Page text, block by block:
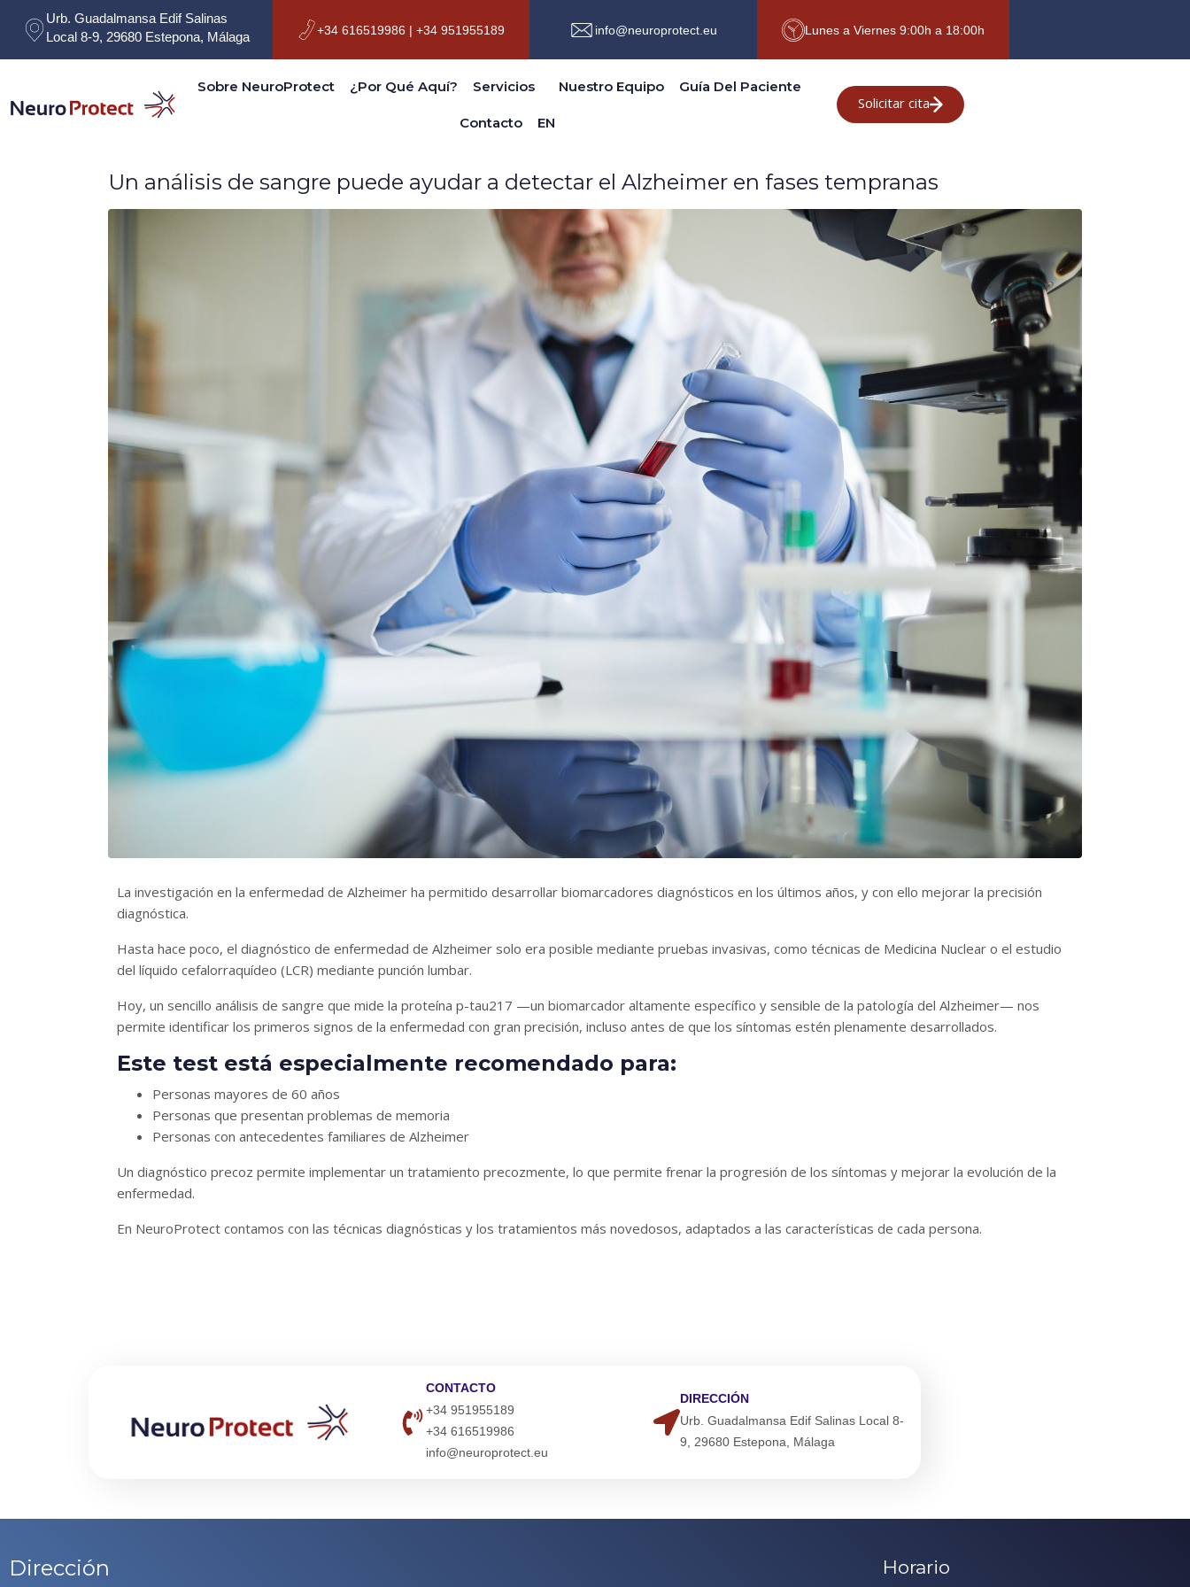
Urb. Guadalmansa Edif Salinas
Local 8-9, 29680 Estepona, Málaga
+34 616519986 | +34 951955189 info@neuroprotect.eu Lunes a Viernes 9:00h a 18:00h
Sobre NeuroProtect ¿Por Qué Aquí? Servicios Nuestro Equipo Guía Del Paciente
Contacto EN
Solicitar cita
Categoría:Alzheimer
Un análisis de sangre puede ayudar a detectar el Alzheimer en fases tempranas
La investigación en la enfermedad de Alzheimer ha permitido desarrollar biomarcadores diagnósticos en los últimos años, y con ello mejorar la precisión
diagnóstica.
Hasta hace poco, el diagnóstico de enfermedad de Alzheimer solo era posible mediante pruebas invasivas, como técnicas de Medicina Nuclear o el estudio
del líquido cefalorraquídeo (LCR) mediante punción lumbar.
Hoy, un sencillo análisis de sangre que mide la proteína p-tau217 —un biomarcador altamente específico y sensible de la patología del Alzheimer— nos
permite identificar los primeros signos de la enfermedad con gran precisión, incluso antes de que los síntomas estén plenamente desarrollados.
Este test está especialmente recomendado para:
Personas mayores de 60 años
Personas que presentan problemas de memoria
Personas con antecedentes familiares de Alzheimer
Un diagnóstico precoz permite implementar un tratamiento precozmente, lo que permite frenar la progresión de los síntomas y mejorar la evolución de la
enfermedad.
En NeuroProtect contamos con las técnicas diagnósticas y los tratamientos más novedosos, adaptados a las características de cada persona.
CONTACTO
+34 951955189
+34 616519986
info@neuroprotect.eu
DIRECCIÓN
Urb. Guadalmansa Edif Salinas Local 8-
9, 29680 Estepona, Málaga
Dirección Horario